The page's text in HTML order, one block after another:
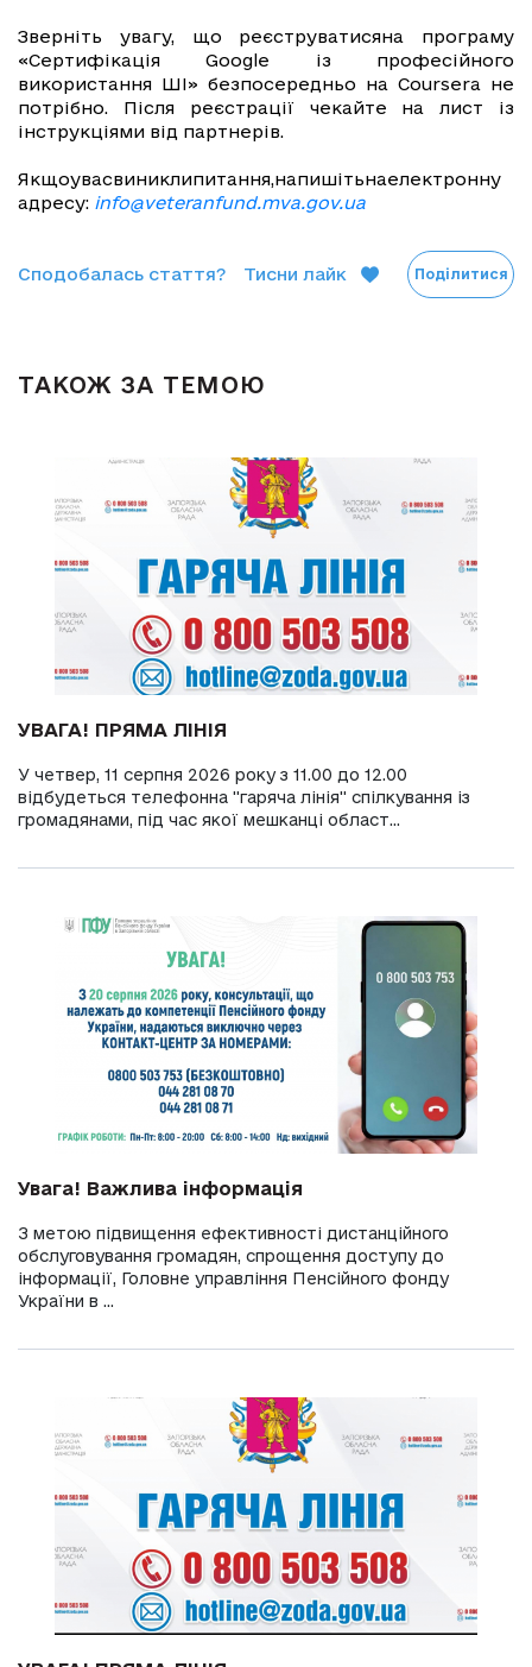
Зверніть увагу, що реєструватисяна програму
«Сертифікація Google із професійного
використання ШІ» безпосередньо на Coursera не
потрібно. Після реєстрації чекайте на лист із
інструкціями від партнерів.
Якщоувасвиниклипитання,напишітьнаелектронну
адресу: info@veteranfund.mva.gov.ua
Сподобалась стаття? Тисни лайк Поділитися
ТАКОЖ ЗА ТЕМОЮ
УВАГА! ПРЯМА ЛІНІЯ
У четвер, 11 серпня 2026 року з 11.00 до 12.00
відбудеться телефонна "гаряча лінія" спілкування із
громадянами, під час якої мешканці област...
Увага! Важлива інформація
З метою підвищення ефективності дистанційного
обслуговування громадян, спрощення доступу до
інформації, Головне управління Пенсійного фонду
України в ...